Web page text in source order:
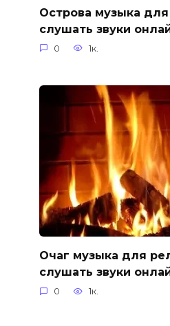
Острова музыка
слушать звуки
0 1к.
Очаг музыка для
слушать звуки
0 1к.